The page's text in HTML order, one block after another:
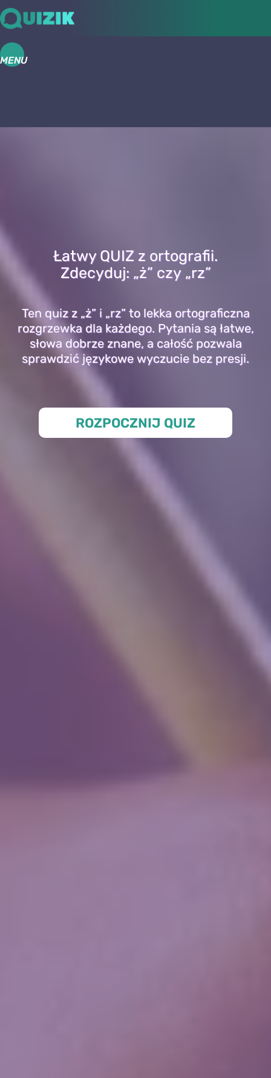
MENU
Łatwy QUIZ z ortografii.
Zdecyduj: „ż” czy „rz”
Ten quiz z „ż” i „rz” to lekka ortograficzna
rozgrzewka dla każdego. Pytania są łatwe,
słowa dobrze znane, a całość pozwala
sprawdzić językowe wyczucie bez presji.
ROZPOCZNIJ QUIZ